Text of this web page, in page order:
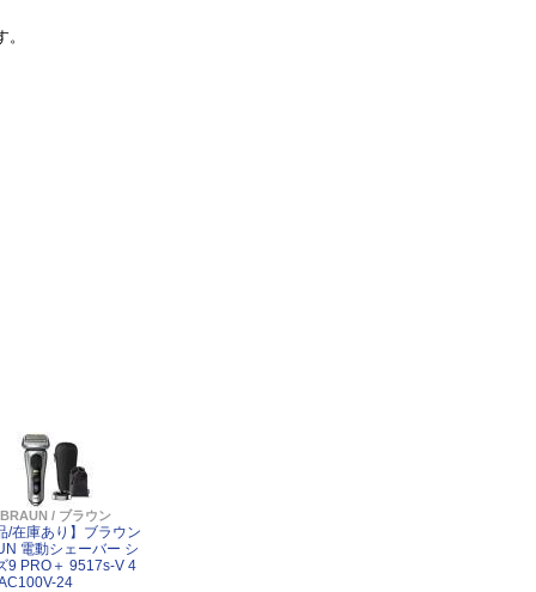
BRAUN / ブラウン
/在庫あり】ブラウン
電動シェーバー シ
9 PRO＋ 9517s-V 4
24